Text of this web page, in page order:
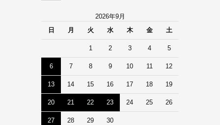
2026年9月
日
月 火 水 木 金 土
1 2 3 4 5
6 7 8 9 10 11 12
13 14 15 16 17 18 19
20 21 22 23 24 25 26
27 28 29 30